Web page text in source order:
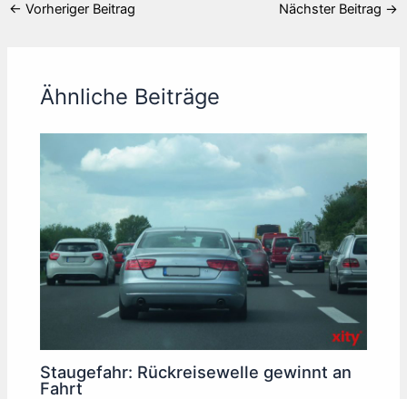
← Vorheriger Beitrag Nächster Beitrag →
Ähnliche Beiträge
Staugefahr: Rückreisewelle gewinnt an
Fahrt